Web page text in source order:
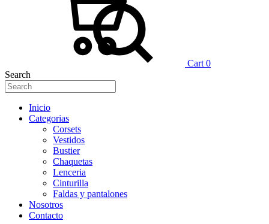
Cart 0
Search
Inicio
Categorias
Corsets
Vestidos
Bustier
Chaquetas
Lenceria
Cinturilla
Faldas y pantalones
Nosotros
Contacto